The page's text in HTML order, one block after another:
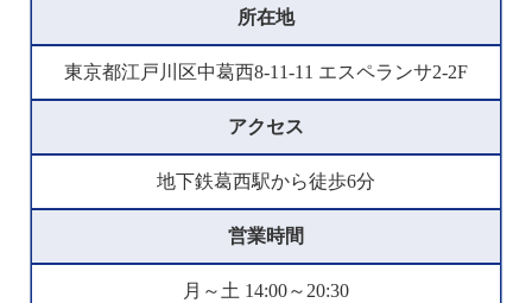
所在地
東京都江戸川区中葛西8-11-11 エスペランサ2-2F
アクセス
地下鉄葛西駅から徒歩6分
営業時間
月～土 14:00～20:30